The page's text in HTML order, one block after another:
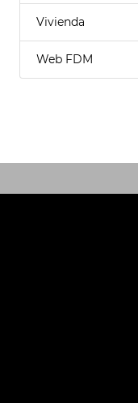
Vivienda
Web FDM